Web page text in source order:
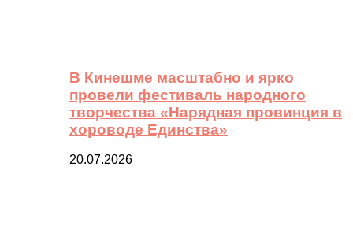
В Кинешме масштабно и ярко
провели фестиваль народного
творчества «Нарядная провинция в
хороводе Единства»
20.07.2026